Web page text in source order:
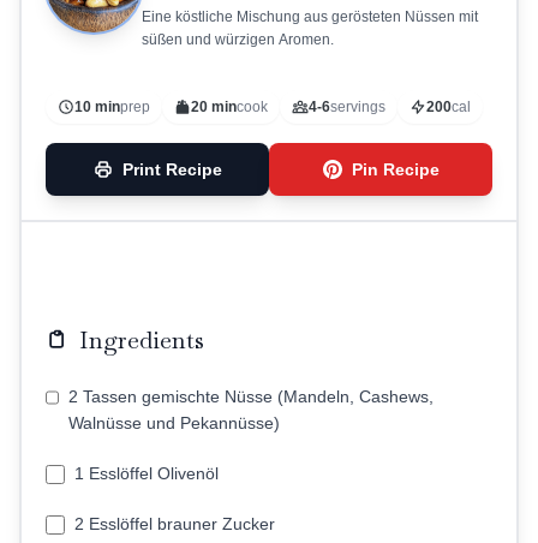
Eine köstliche Mischung aus gerösteten Nüssen mit
süßen und würzigen Aromen.
10 minprep 20 mincook 4-6servings 200cal
Print Recipe Pin Recipe
Ingredients
2 Tassen gemischte Nüsse (Mandeln, Cashews,
Walnüsse und Pekannüsse)
1 Esslöffel Olivenöl
2 Esslöffel brauner Zucker